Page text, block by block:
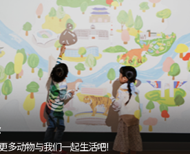
多动物与我们一起生活吧!